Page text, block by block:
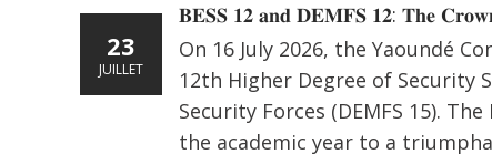
𝐁𝐄𝐒𝐒 𝟏𝟐 𝐚𝐧𝐝 𝐃𝐄𝐌𝐅𝐒 𝟏𝟐: 𝐓𝐡𝐞
On 16 July 2026, the Yaoundé
12th Higher Degree of Security
Security Forces (DEMFS 15).
the academic year to a
23
JUILLET